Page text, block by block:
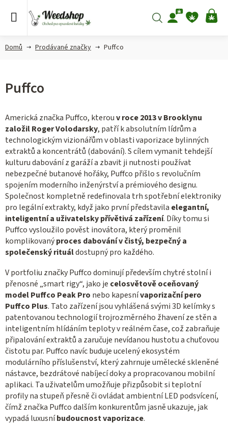
Hledat
Domů Prodávané značky Puffco
Puffco
Americká značka Puffco, kterouv roce 2013 v Brooklynu
založil Roger Volodarsky, patří k absolutním lídrům a
technologickým vizionářům v oblasti vaporizace bylinných
extraktů a koncentrátů (dabování). S cílem vymanit tehdejší
kulturu dabování z garáží a zbavit ji nutnosti používat
nebezpečné butanové hořáky, Puffco přišlo s revolučním
spojením moderního inženýrství a prémiového designu.
Společnost kompletně redefinovala trh spotřební elektroniky
pro legální extrakty, když jako první představila elegantní,
inteligentní a uživatelsky přívětivá zařízení. Díky tomu si
Puffco vysloužilo pověst inovátora, který proměnil
komplikovanýproces dabování v čistý, bezpečný a
společenský rituáldostupný pro každého.
V portfoliu značky Puffco dominují především chytré stolní i
přenosné „smart rigy“, jako je celosvětově oceňovaný
model Puffco Peak Pro nebo kapesnívaporizační pero
Puffco Plus. Tato zařízení jsou vyhlášená svými 3D kelímky s
patentovanou technologií trojrozměrného žhavení ze stěn a
inteligentním hlídáním teploty v reálném čase, což zabraňuje
připalování extraktů a zaručuje nevídanou hustotu a chuťovou
čistotu par. Puffco navíc buduje ucelený ekosystém
modulárního příslušenství, který zahrnuje umělecké skleněné
nástavce, bezdrátové nabíjecí doky a propracovanou mobilní
aplikaci. Ta uživatelům umožňuje přizpůsobit si teplotní
profily na stupeň přesně či ovládat ambientní LED podsvícení,
čímž značka Puffco dalším konkurentům jasně ukazuje, jak
vypadá luxusníbudoucnost vaporizace.